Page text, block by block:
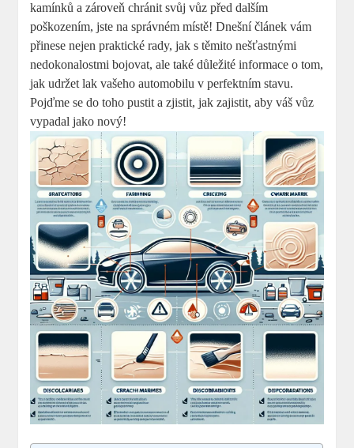
kamínků a zároveň chránit svůj vůz před dalším
poškozením, jste na správném místě! Dnešní článek vám
přinese nejen praktické rady, jak s těmito nešťastnými
nedokonalostmi bojovat, ale také důležité informace o tom,
jak udržet lak vašeho automobilu v perfektním stavu.
Pojďme se do toho pustit a zjistit, jak zajistit, aby váš vůz
vypadal jako nový!